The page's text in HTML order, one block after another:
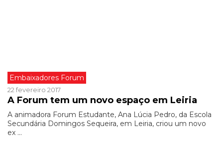
Embaixadores Forum
22 fevereiro 2017
A Forum tem um novo espaço em Leiria
A animadora Forum Estudante, Ana Lúcia Pedro, da Escola
Secundária Domingos Sequeira, em Leiria, criou um novo
ex ...